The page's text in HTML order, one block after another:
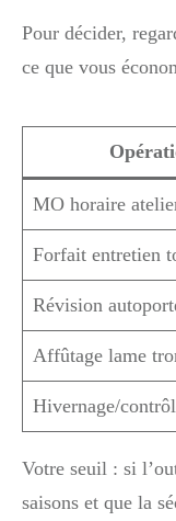
Pour décider,
ce que vous
MO horaire
Forfait entretien
Révision
Affûtage lame
Hivernage/
Votre seuil : si
saisons et que la